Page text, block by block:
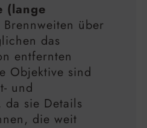
(lange
Brennweiten über
das
entfernten
Objektive sind
und
sie Details
die weit